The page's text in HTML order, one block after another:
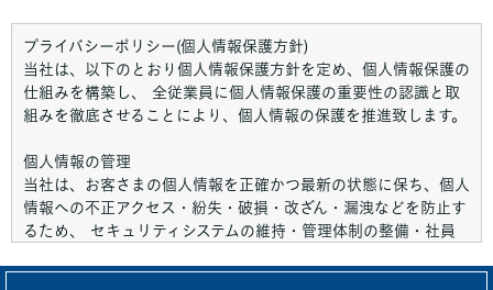
プライバシーポリシー(個人情報保護方針)
当社は、以下のとおり個人情報保護方針を定め、個人情報保護の
仕組みを構築し、 全従業員に個人情報保護の重要性の認識と取
組みを徹底させることにより、個人情報の保護を推進致します。
個人情報の管理
当社は、お客さまの個人情報を正確かつ最新の状態に保ち、個人
情報への不正アクセス・紛失・破損・改ざん・漏洩などを防止す
るため、 セキュリティシステムの維持・管理体制の整備・社員
厳重な管理を行ないます。